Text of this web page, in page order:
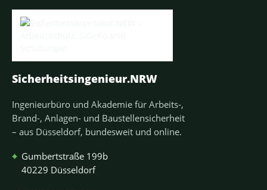
Sicherheitsingenieur.NRW
Ingenieurbüro und Akademie für Arbeits-,
Brand-, Anlagen- und Baustellensicherheit
– aus Düsseldorf, bundesweit und online.
⌖ Gumbertstraße 199b
40229 Düsseldorf